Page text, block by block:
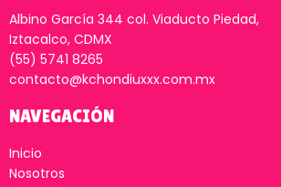
Albino García 344 col. Viaducto Piedad,
Iztacalco, CDMX
(55) 5741 8265
contacto@kchondiuxxx.com.mx
NAVEGACIÓN
Inicio
Nosotros